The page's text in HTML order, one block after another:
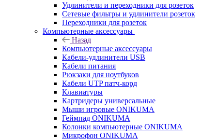
Удлинители и переходники для розеток
Сетевые фильтры и удлинители розеток
Переходники для розеток
Компьютерные аксессуары
Назад
Компьютерные аксессуары
Кабели-удлинители USB
Кабели питания
Рюкзаки для ноутбуков
Кабели UTP патч-корд
Клавиатуры
Картридеры универсальные
Мыши игровые ONIKUMA
Геймпад ONIKUMA
Колонки компьютерные ONIKUMA
Микрофон ONIKUMA